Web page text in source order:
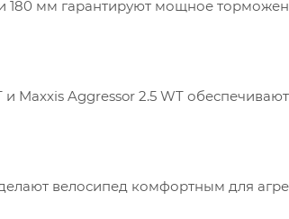
180 мм гарантируют мощное
Maxxis Aggressor 2.5 WT обеспечивают
велосипед комфортным для